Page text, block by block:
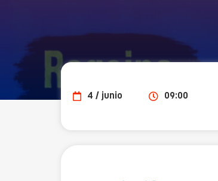
4 / junio 09:00